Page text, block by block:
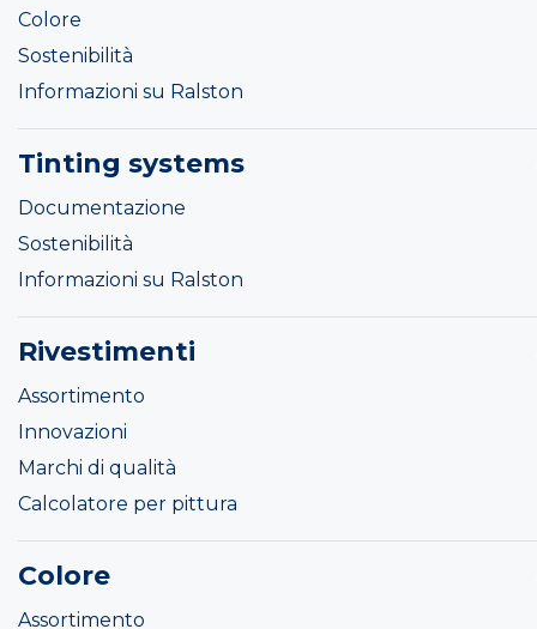
Colore
Sostenibilità
Informazioni su Ralston
Tinting systems
Documentazione
Sostenibilità
Informazioni su Ralston
Rivestimenti
Assortimento
Innovazioni
Marchi di qualità
Calcolatore per pittura
Colore
Assortimento